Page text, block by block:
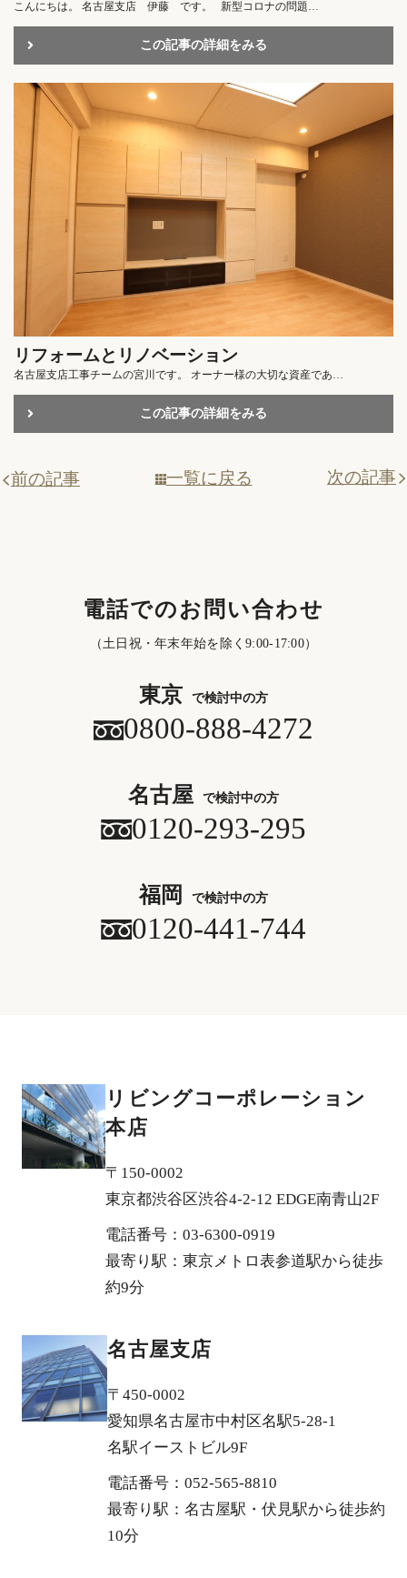
こんにちは。 名古屋支店 伊藤 です。 新型コロナの問題…
この記事の詳細をみる
リフォームとリノベーション
名古屋支店工事チームの宮川です。 オーナー様の大切な資産であ…
この記事の詳細をみる
前の記事 一覧に戻る 次の記事
電話でのお問い合わせ
（土日祝・年末年始を除く9:00-17:00）
東京 で検討中の方
0800-888-4272
名古屋 で検討中の方
0120-293-295
福岡 で検討中の方
0120-441-744
リビングコーポレーション
本店
〒150-0002
東京都渋谷区渋谷4-2-12 EDGE南青山2F
電話番号：03-6300-0919
最寄り駅：東京メトロ表参道駅から徒歩
約9分
名古屋支店
〒450-0002
愛知県名古屋市中村区名駅5-28-1
名駅イーストビル9F
電話番号：052-565-8810
最寄り駅：名古屋駅・伏見駅から徒歩約
10分